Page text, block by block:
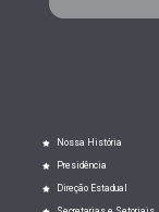
Nossa História
Presidência
Direção Estadual